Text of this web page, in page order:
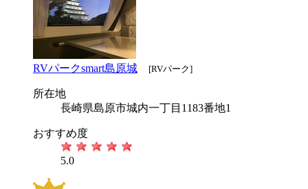
RVパークsmart島原城 [RVパーク]
所在地
長崎県島原市城内一丁目1183番地1
おすすめ度
5.0